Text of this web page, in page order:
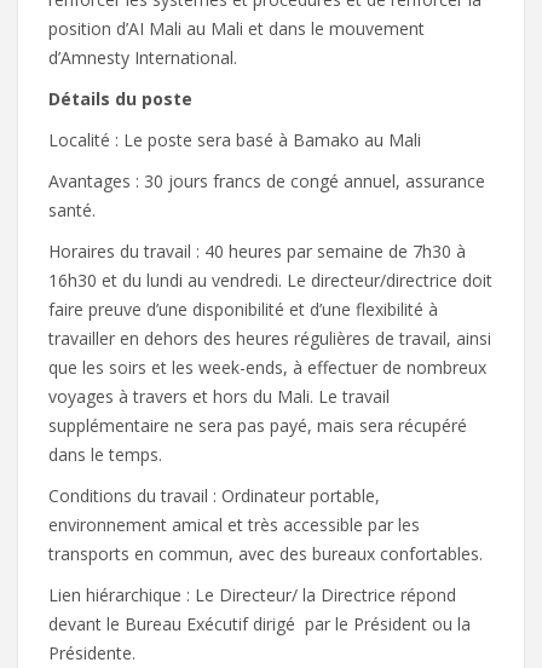
position d’AI Mali au Mali et dans le mouvement
d’Amnesty International.
Détails du poste
Localité : Le poste sera basé à Bamako au Mali
Avantages : 30 jours francs de congé annuel, assurance
santé.
Horaires du travail : 40 heures par semaine de 7h30 à
16h30 et du lundi au vendredi. Le directeur/directrice doit
faire preuve d’une disponibilité et d’une flexibilité à
travailler en dehors des heures régulières de travail, ainsi
que les soirs et les week-ends, à effectuer de nombreux
voyages à travers et hors du Mali. Le travail
supplémentaire ne sera pas payé, mais sera récupéré
dans le temps.
Conditions du travail : Ordinateur portable,
environnement amical et très accessible par les
transports en commun, avec des bureaux confortables.
Lien hiérarchique : Le Directeur/ la Directrice répond
devant le Bureau Exécutif dirigé par le Président ou la
Présidente.